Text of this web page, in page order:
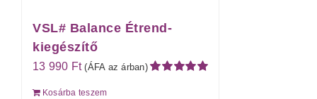
VSL# Balance Étrend-
kiegészítő
13 990 Ft (ÁFA az árban)
Kosárba teszem